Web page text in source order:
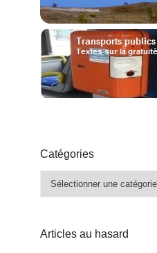
Catégories
Articles au hasard